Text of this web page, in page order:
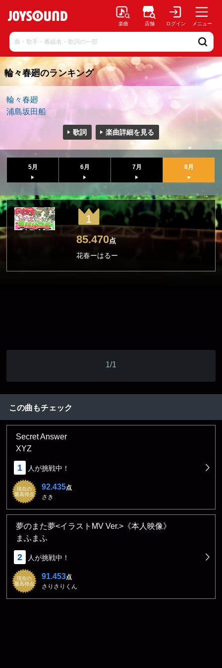
楽曲 店舗 ログイン メニュー
輪々春廻のランキング
輪々春廻
浦島坂田船
歌詞 楽曲詳細を見る
5月 6月 7月 8月
1
85.470点
花春ーはるー
1/1
この曲もチェック
Secret Answer
XYZ
1 人が挑戦中！
現在の
最高得点
92.435点
さき
夢のまた夢<イラストMV Ver.>《本人映像》
まふまふ
2 人が挑戦中！
現在の
最高得点
91.453点
さりさりくん